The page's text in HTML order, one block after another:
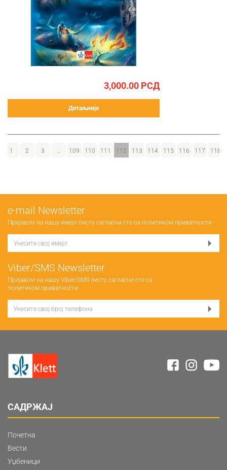
3,000.00 РСД
Детаљније
1 2 3 109 110 111 112 113 114 115 116 117 118
е-mail Newsletter
Пријавом на нашу имејл листу сагласни сте са политиком приватности
Viber/SMS Newsletter
Пријавом на нашу Viber/SMS листу сагласни сте са
политиком приватности
САДРЖАЈ
Почетна
Вести
Уџбеници